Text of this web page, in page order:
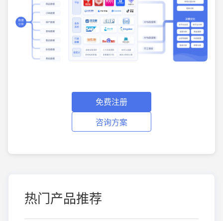
免费注册
咨询方案
热门产品推荐